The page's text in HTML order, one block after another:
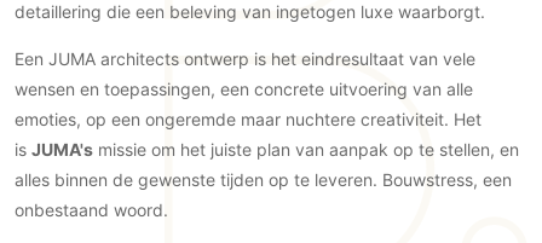
Raambeslag
Meubelbeslag
Vloer
Vloeren
Beton Ciré vloeren
PVC vloeren
detaillering die een beleving van ingetogen luxe waarborgt.
Een JUMA architects ontwerp is het eindresultaat van vele
wensen en toepassingen, een concrete uitvoering van alle
emoties, op een ongeremde maar nuchtere creativiteit. Het
is JUMA's missie om het juiste plan van aanpak op te stellen, en
alles binnen de gewenste tijden op te leveren. Bouwstress, een
onbestaand woord.